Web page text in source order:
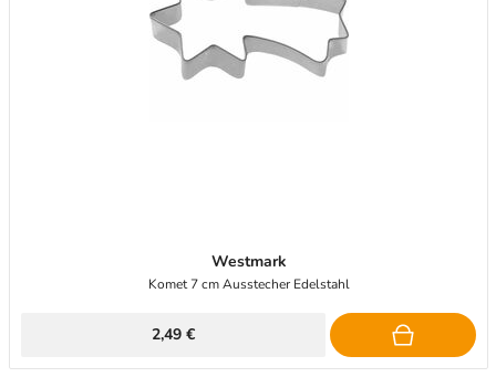
Westmark
Komet 7 cm Ausstecher Edelstahl
2,49 €